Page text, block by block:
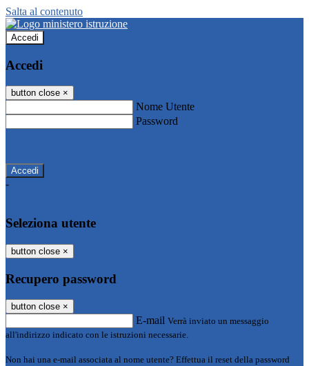
Salta al contenuto
Accedi
Accedi
button close ×
Nome Utente
Password
-
Seleziona utente
button close ×
Recupero password
button close ×
E-mail Verrà inviato un messaggio
all'indirizzo indicato con le istruzioni necessarie.
Non hai una e-mail associata al nome utente? Effettua il reset della password